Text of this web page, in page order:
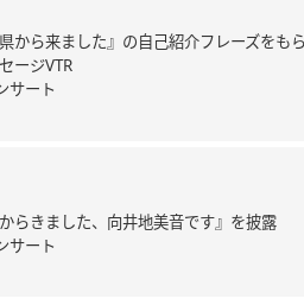
から来ました』の自己紹介フレーズをも
ージVTR
サート
らきました、向井地美音です』を披露
サート